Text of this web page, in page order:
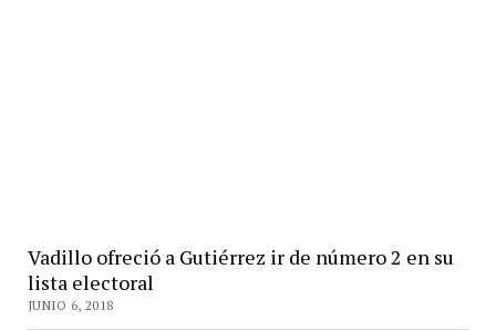
Vadillo ofreció a Gutiérrez ir de número 2 en su
lista electoral
JUNIO 6, 2018